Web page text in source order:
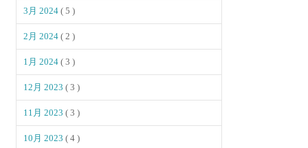
3月 2024( 5 )
2月 2024( 2 )
1月 2024( 3 )
12月 2023( 3 )
11月 2023( 3 )
10月 2023( 4 )